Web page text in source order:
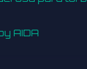
AIDA